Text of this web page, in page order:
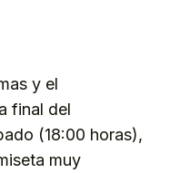
y el
final del
(18:00 horas),
muy